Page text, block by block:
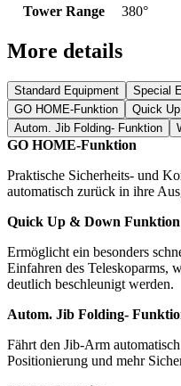
Tower Range
380°
More details
Standard Equipment
Special
GO HOME-Funktion
Quick
Autom. Jib Folding- Funktion
GO HOME-Funktion
Praktische Sicherheits- und
automatisch zurück in ihre
Quick Up & Down Funktion
Ermöglicht ein besonders
Einfahren des Teleskoparms,
deutlich beschleunigt werden.
Autom. Jib Folding-
Fährt den Jib-Arm
Positionierung und mehr